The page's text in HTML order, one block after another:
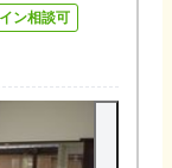
ン相談可